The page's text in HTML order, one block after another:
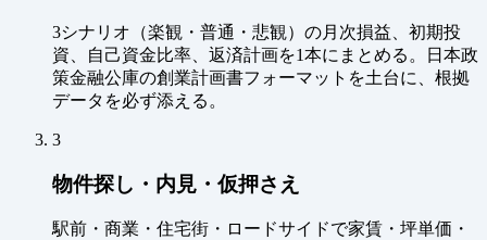
3シナリオ（楽観・普通・悲観）の月次損益、初期投
資、自己資金比率、返済計画を1本にまとめる。日本政
策金融公庫の創業計画書フォーマットを土台に、根拠
データを必ず添える。
3
物件探し・内見・仮押さえ
駅前・商業・住宅街・ロードサイドで家賃・坪単価・